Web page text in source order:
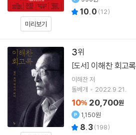
미리보기
10.0 (12)
3
[도서] 이해찬 회고록
이해찬저
돌베개
2022.9.21.
10% 20,700원
1,150원
8.3(198)